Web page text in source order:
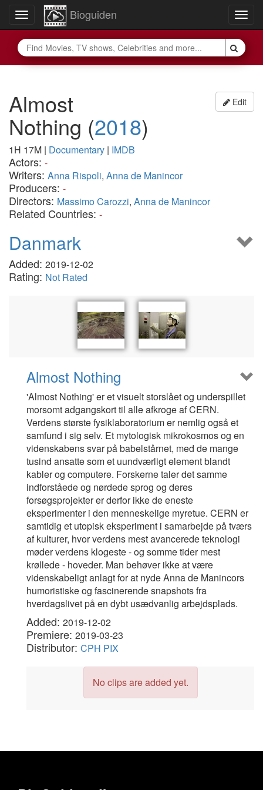
Toggle
navigation
Bioguiden
Edit
Almost
Nothing (2018)
1H 17M | Documentary | IMDB
Actors: -
Writers: Anna Rispoli, Anna de Manincor
Producers: -
Directors: Massimo Carozzi, Anna de Manincor
Related Countries: -
Danmark
Added: 2019-12-02
Rating: Not Rated
Almost Nothing
'Almost Nothing' er et visuelt storslået og underspillet
morsomt adgangskort til alle afkroge af CERN.
Verdens største fysiklaboratorium er nemlig også et
samfund i sig selv. Et mytologisk mikrokosmos og en
videnskabens svar på babelstårnet, med de mange
tusind ansatte som et uundværligt element blandt
kabler og computere. Forskerne taler det samme
indforståede og nørdede sprog og deres
forsøgsprojekter er derfor ikke de eneste
eksperimenter i den menneskelige myretue. CERN er
samtidig et utopisk eksperiment i samarbejde på tværs
af kulturer, hvor verdens mest avancerede teknologi
møder verdens klogeste - og somme tider mest
krøllede - hoveder. Man behøver ikke at være
videnskabeligt anlagt for at nyde Anna de Manincors
humoristiske og fascinerende snapshots fra
hverdagslivet på en dybt usædvanlig arbejdsplads.
Added: 2019-12-02
Premiere: 2019-03-23
Distributor: CPH PIX
No clips are added yet.